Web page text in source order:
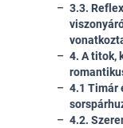
3.3.
4. A titok,
4.1 Timár
4.2.